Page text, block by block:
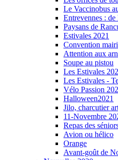
Le Vaccinobus
Entrevennes : de
Paysans de
Estivales 2021
Convention
Attention aux
Soupe au pistou
Les Estivales
Les Estivales -
Vélo Passion
Halloween2021
Jilo, charcutier
11-Novembre
Repas des
Avion ou hélico
Orange
Avant-goût de